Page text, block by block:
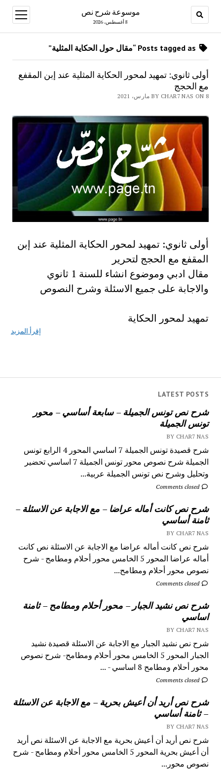
موسوعة شرح نص
8 أغسطس، 2026
open
menu
LATEST POSTS
شرح نص تونس الجميلة – سابعة أساسي – محور
تونس الجميلة
BY CHAR7 NAS
شرح قصيدة تونس الجميلة 7 اساسي المحور 4 الرابع تونس
الجميلة شرح نصوص محور تونس الجميلة 7 اساسي تحضير
وتحليل وشرح نص تونس الجميلة عربية...
Comments closed
شرح نص كانت أماله عراضا – مع الاجابة عن الاسئلة –
ثامنة أساسي
BY CHAR7 NAS
شرح نص كانت أماله عراضا مع الاجابة عن الاسئلة نص كانت
أماله عراضا المحور 5 الخامس محور أحلام ومطامح - شرح
نصوص محور أحلام ومطامح...
Comments closed
شرح نص نشيد الجبار – محور أحلام ومطامح – ثامنة
اساسي
BY CHAR7 NAS
شرح نص نشيد الجبار مع الاجابة عن الاسئلة قصيدة نشيد
الجبار المحور 5 الخامس محور أحلام ومطامح- شرح نصوص
محور أحلام ومطامح 8 اساسي - ...
Comments closed
شرح نص أريد أن أعيش بحرية – مع الاجابة عن الاسئلة
– ثامنة أساسي
BY CHAR7 NAS
شرح نص أريد أن أعيش بحرية مع الاجابة عن الاسئلة نص أريد
أن أعيش بحرية المحور 5 الخامس محور أحلام ومطامح - شرح
نصوص محور...
أولى ثانوي: تمهيد لمحور الحكاية المثلية عند إبن المقفع
مع الحجج
BY CHAR7 NAS ON 8 مارس، 2021
أولى ثانوي: تمهيد لمحور الحكاية المثلية عند إبن
المقفع مع الحجج لتحرير
مقال ادبي وموضوع انشاء للسنة 1 ثانوي
والاجابة على جميع الاسئلة وشرح النصوص
تمهيد لمحور الحكاية
إقرأ المزيد